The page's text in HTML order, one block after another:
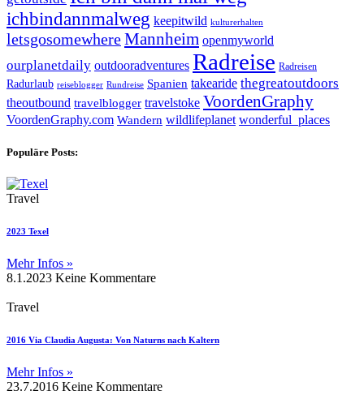
ichbindannmalweg keepitwild kulturerhalten
letsgosomewhereMannheim openmyworld
ourplanetdaily outdooradventures Radreise Radreisen
Radurlaub reiseblogger Rundreise Spanien takearide thegreatoutdoors
theoutbound travelblogger travelstoke VoordenGraphy
VoordenGraphy.com Wandern wildlifeplanet wonderful_places
Populäre Posts:
Travel
2023 Texel
Mehr Infos »
8.1.2023 Keine Kommentare
Travel
2016 Via Claudia Augusta: Von Naturns nach Kaltern
Mehr Infos »
23.7.2016 Keine Kommentare